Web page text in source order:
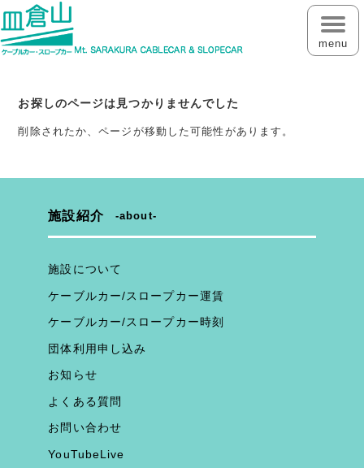
menu
お探しのページは見つかりませんでした
削除されたか、ページが移動した可能性があります。
施設紹介 about
施設について
ケーブルカー/スロープカー運賃
ケーブルカー/スロープカー時刻
団体利用申し込み
お知らせ
よくある質問
お問い合わせ
YouTubeLive